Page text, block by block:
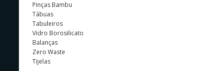
Pinças Bambu
Tábuas
Tabuleiros
Vidro Borosilicato
Balanças
Zero Waste
Tijelas